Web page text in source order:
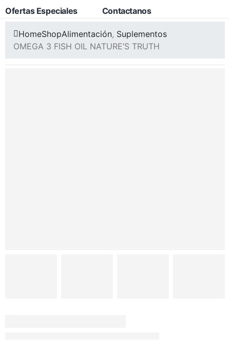
Ofertas Especiales Contactanos
HomeShopAlimentación, Suplementos
OMEGA 3 FISH OIL NATURE’S TRUTH